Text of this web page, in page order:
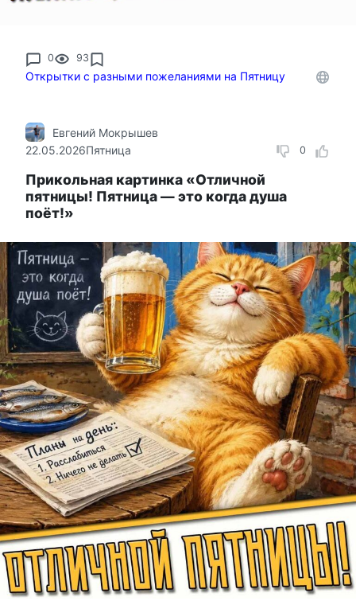
0 93
Открытки с разными пожеланиями на Пятницу
0
Евгений Мокрышев
22.05.2026Пятница
Прикольная картинка «Отличной
пятницы! Пятница — это когда душа
поёт!»